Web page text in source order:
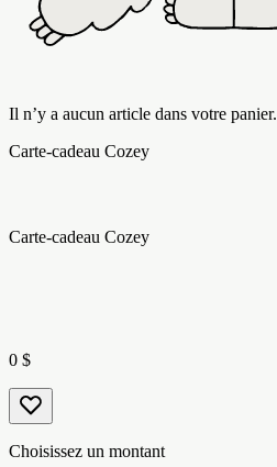
Il n’y a aucun article dans votre panier.
Carte-cadeau Cozey
Carte-cadeau Cozey
0 $
Choisissez un montant